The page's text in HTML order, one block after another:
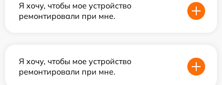
Я хочу, чтобы мое устройство
ремонтировали при мне.
Я хочу, чтобы мое устройство
ремонтировали при мне.